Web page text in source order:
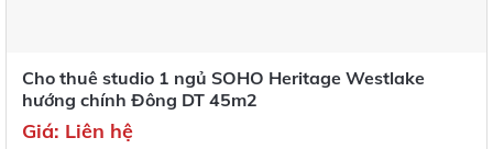
Cho thuê studio 1 ngủ SOHO Heritage Westlake
hướng chính Đông DT 45m2
Giá: Liên hệ